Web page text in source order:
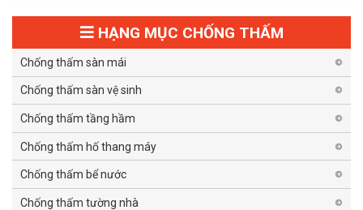
HẠNG MỤC CHỐNG THẤM
Chống thấm sàn mái
Chống thấm sàn vệ sinh
Chống thấm tầng hầm
Chống thấm hố thang máy
Chống thấm bể nước
Chống thấm tường nhà